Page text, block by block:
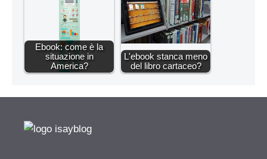
Ebook: come è la
situazione in
America?
L'ebook stanca meno
del libro cartaceo?